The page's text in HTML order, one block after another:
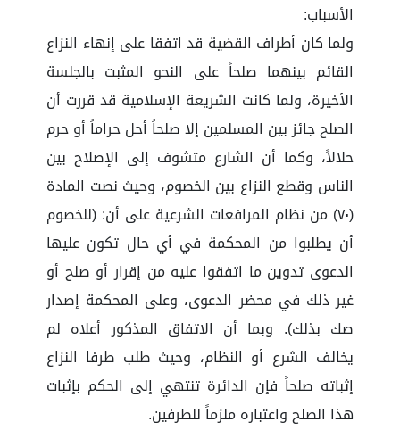
الأسباب:
ولما كان أطراف القضية قد اتفقا على إنهاء النزاع
القائم بينهما صلحاً على النحو المثبت بالجلسة
الأخيرة، ولما كانت الشريعة الإسلامية قد قررت أن
الصلح جائز بين المسلمين إلا صلحاً أحل حراماً أو حرم
حلالاً، وكما أن الشارع متشوف إلى الإصلاح بين
الناس وقطع النزاع بين الخصوم، وحيث نصت المادة
(٧٠) من نظام المرافعات الشرعية على أن: (للخصوم
أن يطلبوا من المحكمة في أي حال تكون عليها
الدعوى تدوين ما اتفقوا عليه من إقرار أو صلح أو
غير ذلك في محضر الدعوى، وعلى المحكمة إصدار
صك بذلك). وبما أن الاتفاق المذكور أعلاه لم
يخالف الشرع أو النظام، وحيث طلب طرفا النزاع
إثباته صلحاً فإن الدائرة تنتهي إلى الحكم بإثبات
هذا الصلح واعتباره ملزماً للطرفين.